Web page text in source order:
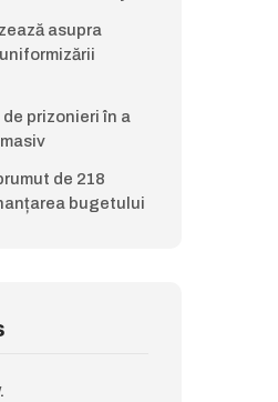
asupra
prizonieri în a
de 218
bugetului